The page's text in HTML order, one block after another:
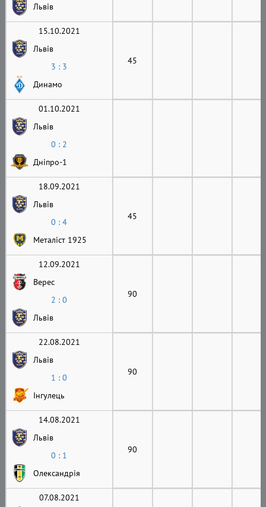
Львів
15.10.2021
Львів
3 : 3
Динамо
45
01.10.2021
Львів
0 : 2
Дніпро-1
18.09.2021
Львів
0 : 4
Металіст 1925
45
12.09.2021
Верес
2 : 0
Львів
90
22.08.2021
Львів
1 : 0
Інгулець
90
14.08.2021
Львів
0 : 1
Олександрія
90
07.08.2021